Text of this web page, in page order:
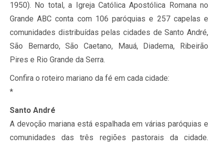
1950). No total, a Igreja Católica Apostólica Romana no
Grande ABC conta com 106 paróquias e 257 capelas e
comunidades distribuídas pelas cidades de Santo André,
São Bernardo, São Caetano, Mauá, Diadema, Ribeirão
Pires e Rio Grande da Serra.
Confira o roteiro mariano da fé em cada cidade:
*
Santo André
A devoção mariana está espalhada em várias paróquias e
comunidades das três regiões pastorais da cidade.